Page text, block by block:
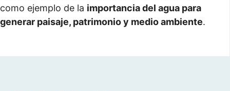
como ejemplo de la importancia del agua para
generar paisaje, patrimonio y medio ambiente.